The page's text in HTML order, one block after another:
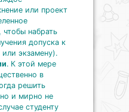
или проект
чтобы набрать
допуска к
или экзамену).
. К этой мере
в
решить
и мирно не
студенту